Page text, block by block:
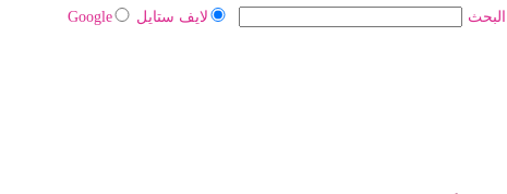
لايف ستايل Google البحث